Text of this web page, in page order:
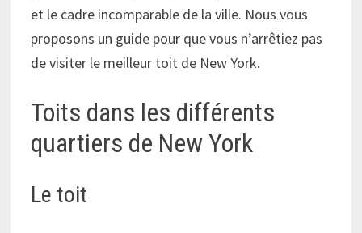
et le cadre incomparable de la ville. Nous vous
proposons un guide pour que vous n’arrêtiez pas
de visiter le meilleur toit de New York.
Toits dans les différents
quartiers de New York
Le toit